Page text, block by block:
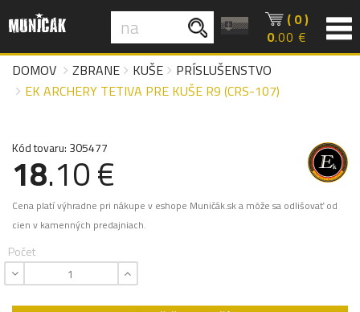
( 0 )
0.00 €
DOMOV
ZBRANE KUŠE
PRÍSLUŠENSTVO
EK ARCHERY TETIVA PRE KUŠE R9 (CRS-107)
Kód tovaru: 305477
18.10 €
Cena platí výhradne pri nákupe v eshope Muničák.sk a môže sa odlišovať od
cien v kamenných predajniach.
Počet